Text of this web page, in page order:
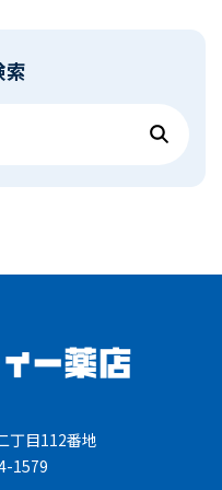
索
丁目112番地
1579